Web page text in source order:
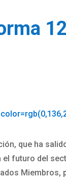
que ha
el futuro del
Miembros,